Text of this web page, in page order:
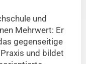
und
Mehrwert: Er
gegenseitige
und bildet